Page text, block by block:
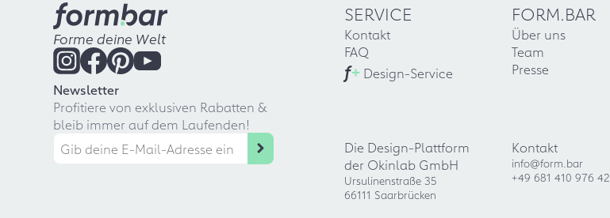
Forme deine Welt
Newsletter
Profitiere von exklusiven Rabatten &
bleib immer auf dem Laufenden!
SERVICE
Kontakt
FAQ
f+ Design-Service
FORM.BAR
Über uns
Team
Presse
Die Design-Plattform
der Okinlab GmbH
Ursulinenstraße 35
66111 Saarbrücken
Kontakt
info@form.bar
+49 681 410 976 42